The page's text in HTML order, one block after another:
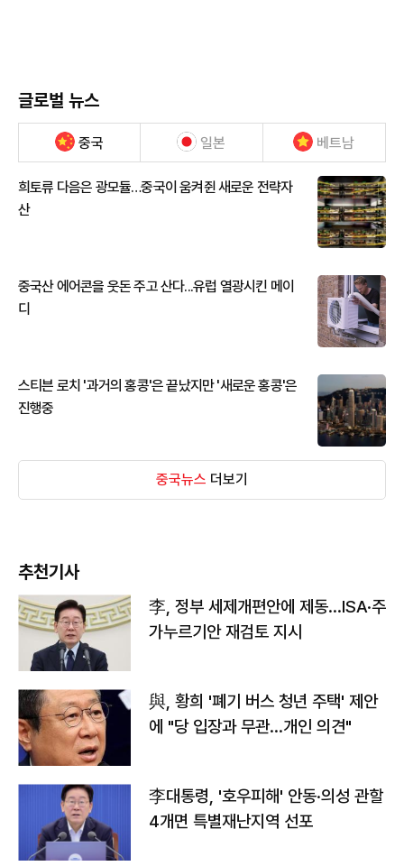
글로벌 뉴스
중국 일본 베트남
희토류 다음은 광모듈…중국이 움켜쥔 새로운 전략자
산
중국산 에어콘을 웃돈 주고 산다...유럽 열광시킨 메이
디
스티븐 로치 '과거의 홍콩'은 끝났지만 '새로운 홍콩'은
진행중
중국뉴스 더보기
추천기사
李, 정부 세제개편안에 제동…ISA·주
가누르기안 재검토 지시
與, 황희 '폐기 버스 청년 주택' 제안
에 "당 입장과 무관…개인 의견"
李대통령, '호우피해' 안동·의성 관할
4개면 특별재난지역 선포